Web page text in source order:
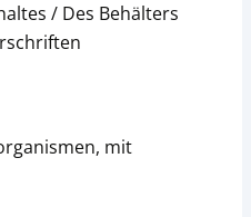
/ Des Behälters
mit